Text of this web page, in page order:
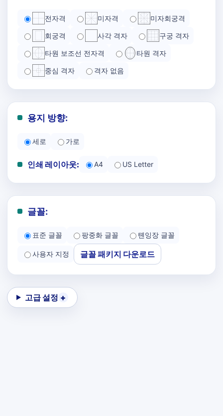
전자격 미자격 미자회궁격
회궁격 사각 격자 구궁 격자
타원 보조선 전자격 타원 격자
중심 격자 격자 없음
용지 방향:
세로 가로
인쇄 레이아웃: A4 US Letter
글꼴:
표준 글꼴 팡중화 글꼴 톈잉장 글꼴
사용자 지정 글꼴 패키지 다운로드
고급 설정